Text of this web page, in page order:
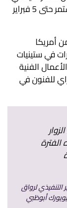
الربع الأول من عام 2020، ومن المقرر أن يستمر حتى 5 فبراير
في ستينيات
الفنية
للفنون في
لرواق
أبوظبي